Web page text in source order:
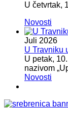
U četvrtak,
Novosti
Juli 2026
U Travniku
U petak,
nazivom
Novosti